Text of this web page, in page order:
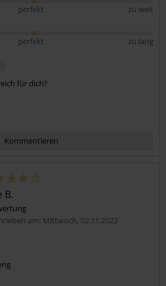
perfekt
zu weit
perfekt zu lang
für dich?
Kommentieren
B.
am: Mittwoch, 02.11.2022